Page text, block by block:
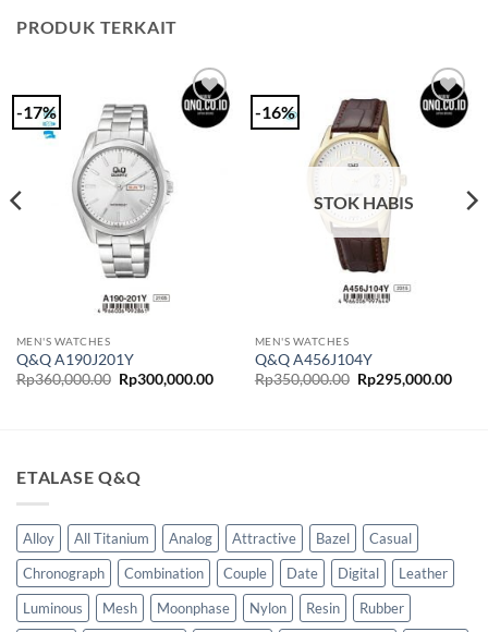
PRODUK TERKAIT
-17%
Add to
Wishlist
MEN'S WATCHES
Q&Q A190J201Y
Rp360,000.00 Harga
aslinya
Rp300,000.00Harga
-16%
Add to
Wishlist
STOK HABIS
MEN'S WATCHES
Q&Q A456J104Y
Rp350,000.00 Harga
aslinya
Rp295,000.00
ETALASE Q&Q
Alloy All Titanium Analog Attractive Bazel
Casual
Chronograph
Combination Couple Date Digital
Leather
Luminous
Mesh Moonphase Nylon Resin
Rubber